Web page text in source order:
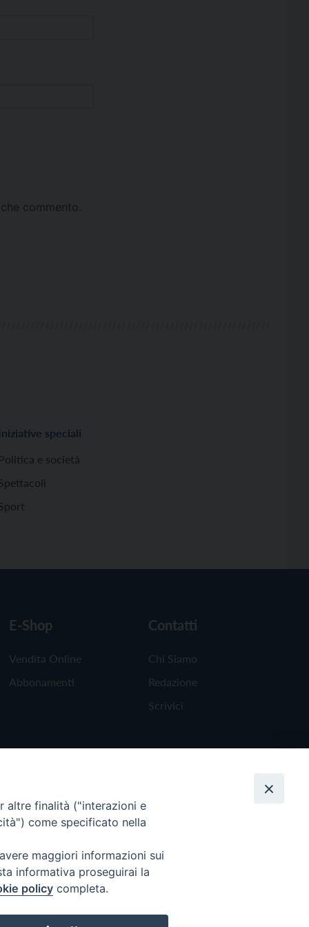
commento.
Iniziative speciali
Politica e società
E-Shop
Vendita Online
Abbonamenti
Contatti
Chi Siamo
Redazione
Scrivici
altre finalità ("interazioni e
come specificato nella
maggiori informazioni sui
informativa proseguirai la
policy completa.